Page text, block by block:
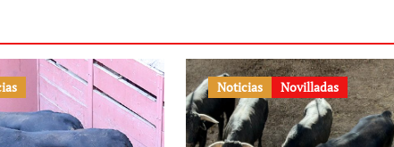
Noticias Novilladas